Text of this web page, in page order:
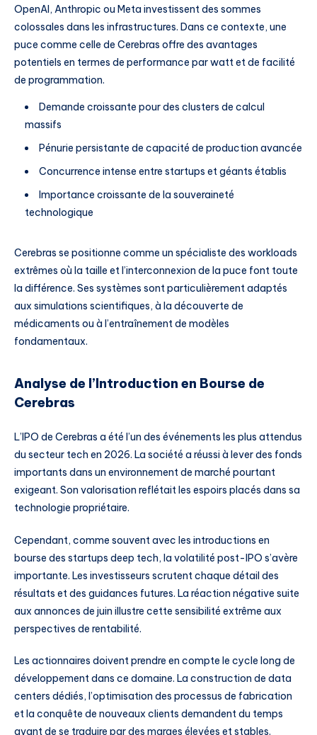
OpenAI, Anthropic ou Meta investissent des sommes
colossales dans les infrastructures. Dans ce contexte, une
puce comme celle de Cerebras offre des avantages
potentiels en termes de performance par watt et de facilité
de programmation.
Demande croissante pour des clusters de calcul
massifs
Pénurie persistante de capacité de production avancée
Concurrence intense entre startups et géants établis
Importance croissante de la souveraineté
technologique
Cerebras se positionne comme un spécialiste des workloads
extrêmes où la taille et l’interconnexion de la puce font toute
la différence. Ses systèmes sont particulièrement adaptés
aux simulations scientifiques, à la découverte de
médicaments ou à l’entraînement de modèles
fondamentaux.
Analyse de l’Introduction en Bourse de
Cerebras
L’IPO de Cerebras a été l’un des événements les plus attendus
du secteur tech en 2026. La société a réussi à lever des fonds
importants dans un environnement de marché pourtant
exigeant. Son valorisation reflétait les espoirs placés dans sa
technologie propriétaire.
Cependant, comme souvent avec les introductions en
bourse des startups deep tech, la volatilité post-IPO s’avère
importante. Les investisseurs scrutent chaque détail des
résultats et des guidances futures. La réaction négative suite
aux annonces de juin illustre cette sensibilité extrême aux
perspectives de rentabilité.
Les actionnaires doivent prendre en compte le cycle long de
développement dans ce domaine. La construction de data
centers dédiés, l’optimisation des processus de fabrication
et la conquête de nouveaux clients demandent du temps
avant de se traduire par des marges élevées et stables.